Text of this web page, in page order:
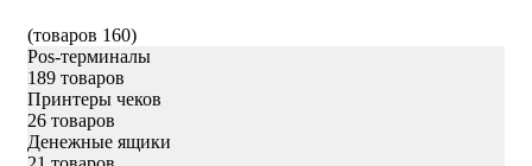
(товаров 160)
Pos-терминалы
189 товаров
Принтеры чеков
26 товаров
Денежные ящики